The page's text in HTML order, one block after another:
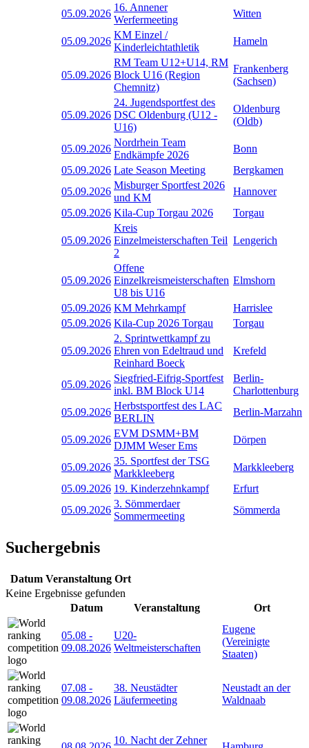
05.09.2026
16. Annener
Werfermeeting
Witten
05.09.2026
KM Einzel /
Kinderleichtathletik
Hameln
05.09.2026
RM Team U12+U14, RM
Block U16 (Region
Chemnitz)
Frankenberg
(Sachsen)
05.09.2026
24. Jugendsportfest des
DSC Oldenburg (U12 -
U16)
Oldenburg
(Oldb)
05.09.2026
Nordrhein Team
Endkämpfe 2026
Bonn
05.09.2026 Late Season Meeting
Bergkamen
05.09.2026
Misburger Sportfest 2026
und KM
Hannover
05.09.2026 Kila-Cup Torgau 2026 Torgau
05.09.2026
Kreis
Einzelmeisterschaften Teil
2
Lengerich
05.09.2026
Offene
Einzelkreismeisterschaften
U8 bis U16
Elmshorn
05.09.2026 KM Mehrkampf
Harrislee
05.09.2026 Kila-Cup 2026 Torgau Torgau
05.09.2026
2. Sprintwettkampf zu
Ehren von Edeltraud und
Reinhard Boeck
Krefeld
05.09.2026
Siegfried-Eifrig-Sportfest
inkl. BM Block U14
Berlin-
Charlottenburg
05.09.2026
Herbstsportfest des LAC
BERLIN
Berlin-Marzahn
05.09.2026
EVM DSMM+BM
DJMM Weser Ems
Dörpen
05.09.2026
35. Sportfest der TSG
Markkleeberg
Markkleeberg
05.09.2026 19. Kinderzehnkampf
Erfurt
05.09.2026
3. Sömmerdaer
Sommermeeting
Sömmerda
Suchergebnis
Datum Veranstaltung Ort
Keine Ergebnisse gefunden
Datum
Veranstaltung Ort
05.08 -
09.08.2026
U20-
Weltmeisterschaften
Eugene
(Vereinigte
Staaten)
07.08 -
09.08.2026
38. Neustädter
Läufermeeting
Neustadt an der
Waldnaab
10. Nacht der Zehner